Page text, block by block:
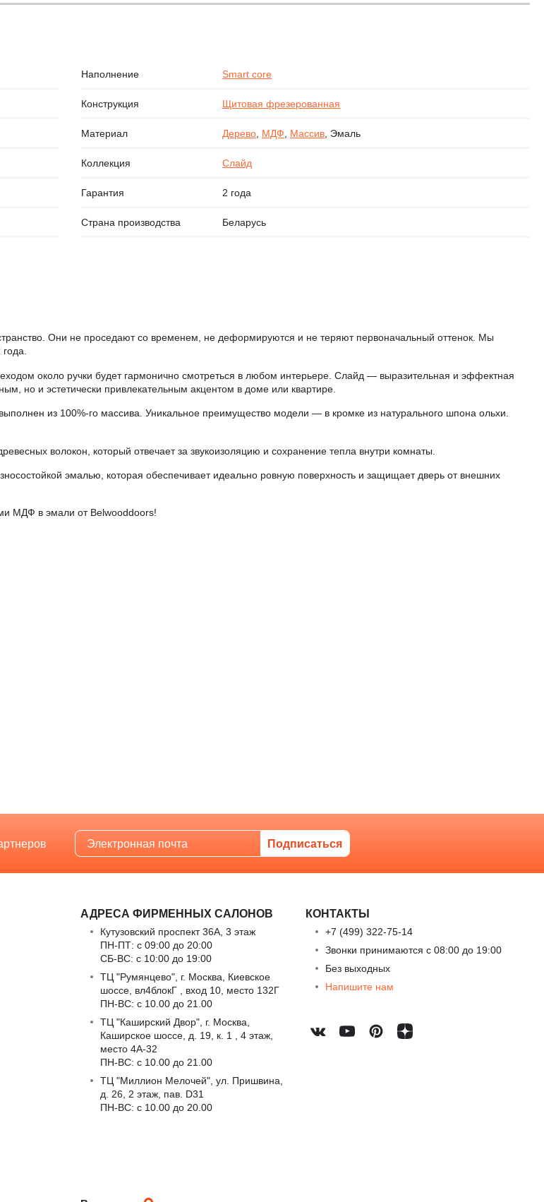
Наполнение Smart core
Конструкция Щитовая фрезерованная
Материал Дерево, МДФ, Массив, Эмаль
Коллекция Слайд
Гарантия 2 года
Страна производства Беларусь
Они не проседают со временем, не деформируются и не теряют первоначальный оттенок. Мы
около ручки будет гармонично смотреться в любом интерьере. Слайд — выразительная и эффектная
но и эстетически привлекательным акцентом в доме или квартире.
из 100%-го массива. Уникальное преимущество модели — в кромке из натурального шпона ольхи.
волокон, который отвечает за звукоизоляцию и сохранение тепла внутри комнаты.
эмалью, которая обеспечивает идеально ровную поверхность и защищает дверь от внешних
МДФ в эмали от Belwooddoors!
АДРЕСА ФИРМЕННЫХ САЛОНОВ
Кутузовский проспект 36А, 3 этаж
ПН-ПТ: с 09:00 до 20:00
СБ-ВС: с 10:00 до 19:00
ТЦ "Румянцево", г. Москва, Киевское
шоссе, вл4блокГ , вход 10, место 132Г
ПН-ВС: c 10.00 до 21.00
ТЦ "Каширский Двор", г. Москва,
Каширское шоссе, д. 19, к. 1 , 4 этаж,
место 4А-32
ПН-ВС: c 10.00 до 21.00
ТЦ "Миллион Мелочей", ул. Пришвина,
д. 26, 2 этаж, пав. D31
ПН-ВС: c 10.00 до 20.00
КОНТАКТЫ
+7 (499) 322-75-14
Звонки принимаются с 08:00 до 19:00
Без выходных
Напишите нам